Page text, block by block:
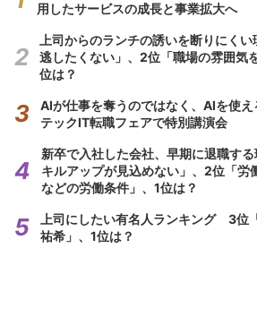
用したサービスの成長と事業拡大へ
上司からのランチの誘いを断りにく
逃したくない」、2位「職場の雰囲気
位は？
AIが仕事を奪うのではなく、AIを使
テックIT転職フェアで特別講演会
新卒で入社した会社、早期に退職す
キルアップが見込めない」、2位「労
などの労働条件」、1位は？
上司にしたい有名人ランキング 3位
祐希」、1位は？